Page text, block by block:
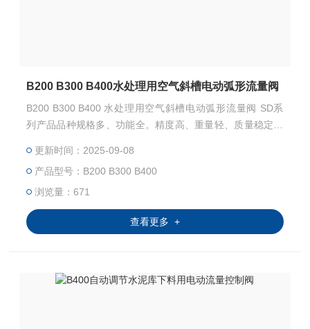
B200 B300 B400水处理用空气斜槽电动弧形流量阀
B200 B300 B400 水处理用空气斜槽电动弧形流量阀 SD系
列产品品种规格多、功能全。精度高、重量轻、质量稳定可
金、化工、石油、建材、轻工，以及水处理等各个行业生产
过程的自动控制。
更新时间：2025-09-08
产品型号：B200 B300 B400
浏览量：671
查看更多 +